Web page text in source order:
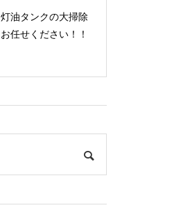
灯油タンクの大掃除
お任せください！！